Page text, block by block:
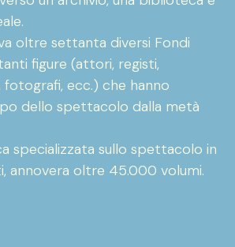
oltre settanta diversi Fondi
figure (attori, registi,
fotografi, ecc.) che hanno
dello spettacolo dalla metà
specializzata sullo spettacolo in
annovera oltre 45.000 volumi.